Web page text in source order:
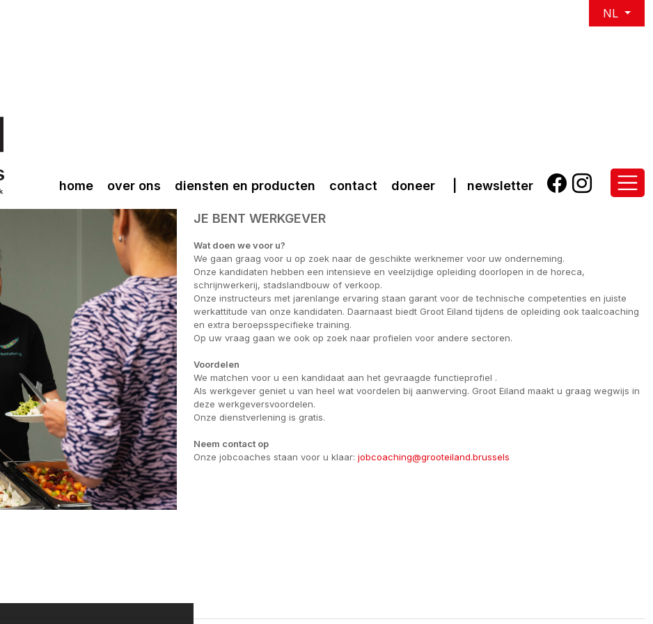
NL
home over ons diensten en producten contact doneer newsletter
JE BENT WERKGEVER
Wat doen we voor u?
We gaan graag voor u op zoek naar de geschikte werknemer voor uw onderneming.
Onze kandidaten hebben een intensieve en veelzijdige opleiding doorlopen in de horeca,
schrijnwerkerij, stadslandbouw of verkoop.
Onze instructeurs met jarenlange ervaring staan garant voor de technische competenties en juiste
werkattitude van onze kandidaten. Daarnaast biedt Groot Eiland tijdens de opleiding ook taalcoaching
en extra beroepsspecifieke training.
Op uw vraag gaan we ook op zoek naar profielen voor andere sectoren.
Voordelen
We matchen voor u een kandidaat aan het gevraagde functieprofiel .
Als werkgever geniet u van heel wat voordelen bij aanwerving. Groot Eiland maakt u graag wegwijs in
deze werkgeversvoordelen.
Onze dienstverlening is gratis.
Neem contact op
Onze jobcoaches staan voor u klaar: jobcoaching@grooteiland.brussels